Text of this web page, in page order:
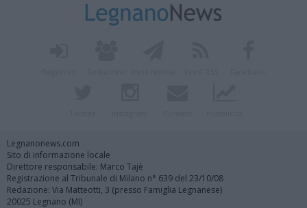
Legnanonews.com
Sito di informazione locale
Direttore responsabile: Marco Tajè
Registrazione al Tribunale di Milano n° 639 del 23/10/08
Redazione: Via Matteotti, 3 (presso Famiglia Legnanese)
20025 Legnano (MI)